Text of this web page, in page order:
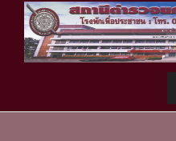
content
TikTok